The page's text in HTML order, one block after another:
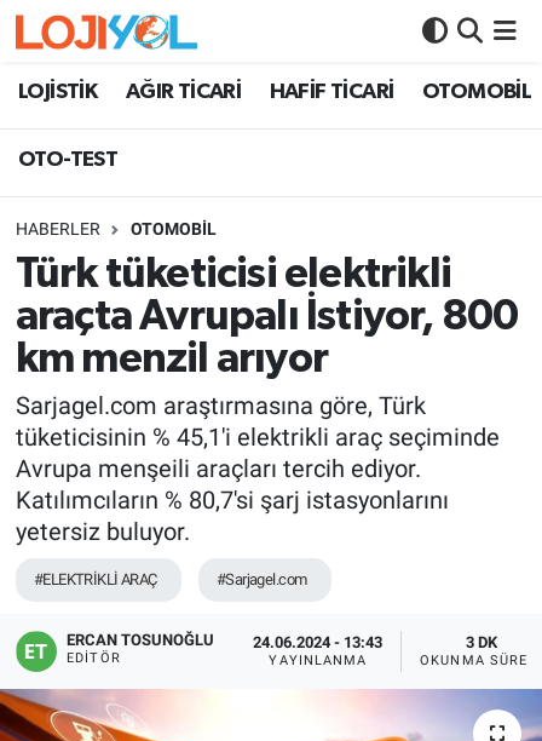
LOJİSTİK AĞIR TİCARİ HAFİF TİCARİ OTOMOBİL
OTO-TEST
HABERLER OTOMOBİL
Türk tüketicisi elektrikli
araçta Avrupalı İstiyor, 800
km menzil arıyor
Sarjagel.com araştırmasına göre, Türk
tüketicisinin % 45,1'i elektrikli araç seçiminde
Avrupa menşeili araçları tercih ediyor.
Katılımcıların % 80,7'si şarj istasyonlarını
yetersiz buluyor.
#ELEKTRİKLİ ARAÇ #Sarjagel.com
ERCAN TOSUNOĞLU
EDITÖR
24.06.2024 - 13:43
YAYINLANMA
3 DK
OKUNMA SÜRESI
OTO-TEST